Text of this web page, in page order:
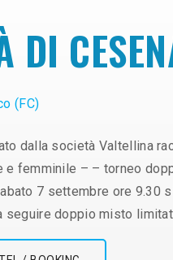
DI
(FC)
dalla società Valtellina
e femminile – – torneo
7 settembre ore 9.30
doppio misto